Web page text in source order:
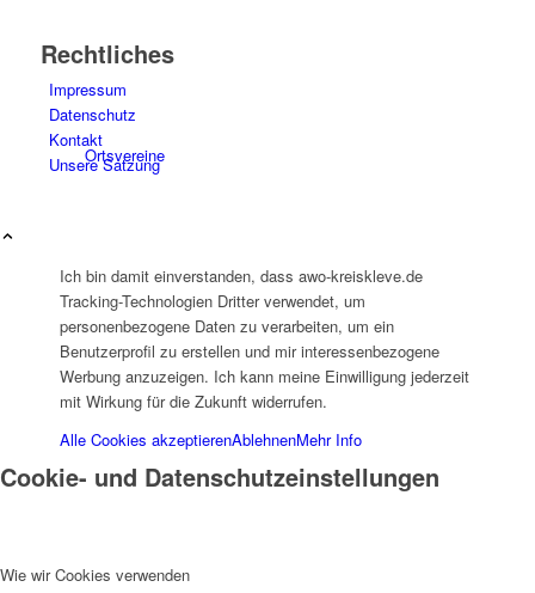
Ortsvereine
Arbeitsbereiche
Rechtliches
Impressum
Datenschutz
Kontakt
Unsere Satzung
Ich bin damit einverstanden, dass awo-kreiskleve.de
Tracking-Technologien Dritter verwendet, um
personenbezogene Daten zu verarbeiten, um ein
Benutzerprofil zu erstellen und mir interessenbezogene
Werbung anzuzeigen. Ich kann meine Einwilligung jederzeit
mit Wirkung für die Zukunft widerrufen.
Alle Cookies akzeptierenAblehnenMehr Info
Cookie- und Datenschutzeinstellungen
Wie wir Cookies verwenden